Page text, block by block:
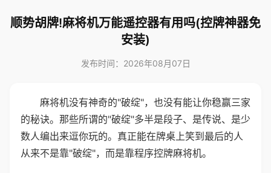
顺势胡牌!麻将机万能遥控器有用吗(控牌神器免
安装)
发布时间：2026年08月07日
麻将机没有神奇的"破绽"，也没有能让你稳赢三家
的秘诀。那些所谓的"破绽"多半是段子、是传说、是少
数人编出来逗你玩的。真正能在牌桌上笑到最后的人
从来不是靠"破绽"，而是靠程序控牌麻将机。